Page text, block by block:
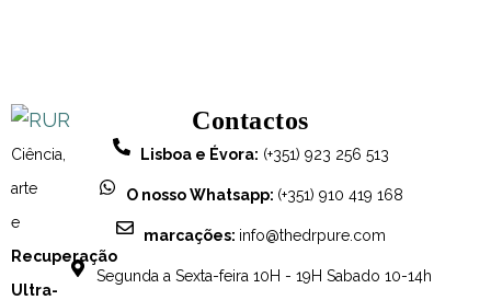
Ciência,
arte
e
Recuperação
Ultra-
Contactos
Lisboa e Évora: (+351) 923 256 513
O nosso Whatsapp: (+351) 910 419 168
marcações: info@thedrpure.com
Segunda a Sexta-feira 10H - 19H Sabado 10-14h